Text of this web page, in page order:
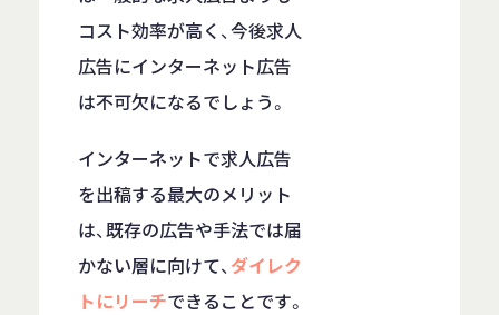
コスト効率が高く、今後求人
広告にインターネット広告
は不可欠になるでしょう。
インターネットで求人広告
を出稿する最大のメリット
は、既存の広告や手法では届
かない層に向けて、 ダイレク
トにリーチできることです。